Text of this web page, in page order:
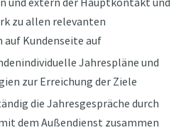
zu allen relevanten
Kundenseite auf
Jahrespläne und
zur Erreichung der Ziele
die Jahresgespräche durch
dem Außendienst zusammen